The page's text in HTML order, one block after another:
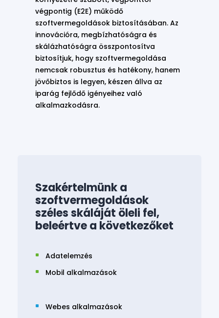
végpontig (E2E) működő
szoftvermegoldások biztosításában. Az
innovációra, megbízhatóságra és
skálázhatóságra összpontosítva
biztosítjuk, hogy szoftvermegoldása
nemcsak robusztus és hatékony, hanem
jövőbiztos is legyen, készen állva az
iparág fejlődő igényeihez való
alkalmazkodásra.
Szakértelmünk a
szoftvermegoldások
széles skáláját öleli fel,
beleértve a következőket
Adatelemzés
Mobil alkalmazások
Webes alkalmazások